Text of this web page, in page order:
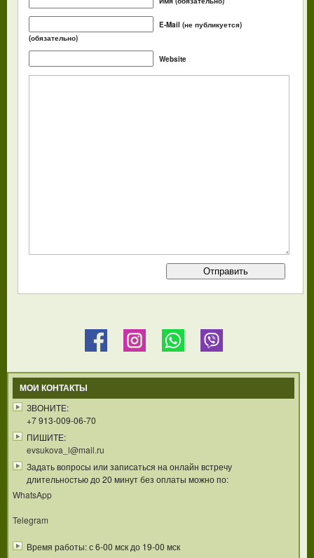
E-Mail (не публикуется)
(обязательно)
Website
МОИ КОНТАКТЫ
ЗВОНИТЕ:
+7 913-009-06-70
ПИШИТЕ:
evsukova_l@mail.ru
Задать вопросы или записаться на онлайн встречу
длительностью до 20 минут без оплаты можно по:
WhatsApp
Telegram
Время работы: с 6-00 мск до 19-00 мск